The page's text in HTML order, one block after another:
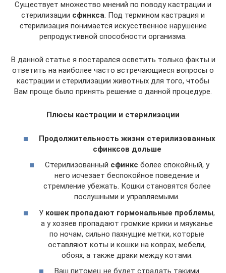
Существует множество мнений по поводу кастрации и
стерилизации сфинкса. Под термином кастрация и
стерилизация понимается искусственное нарушение
репродуктивной способности организма.
В данной статье я постарался осветить только факты и
ответить на наиболее часто встречающиеся вопросы о
кастрации и стерилизации животных для того, чтобы
Вам проще было принять решение о данной процедуре.
Плюсы кастрации и стерилизации
Продолжительность жизни стерилизованных
сфинксов дольше
Стерилизованный сфинкс более спокойный, у
него исчезает беспокойное поведение и
стремление убежать. Кошки становятся более
послушными и управляемыми.
У кошек пропадают гормональные проблемы,
а у хозяев пропадают громкие крики и мяуканье
по ночам, сильно пахнущие метки, которые
оставляют коты и кошки на коврах, мебели,
обоях, а также драки между котами.
Ваш питомец не будет страдать такими